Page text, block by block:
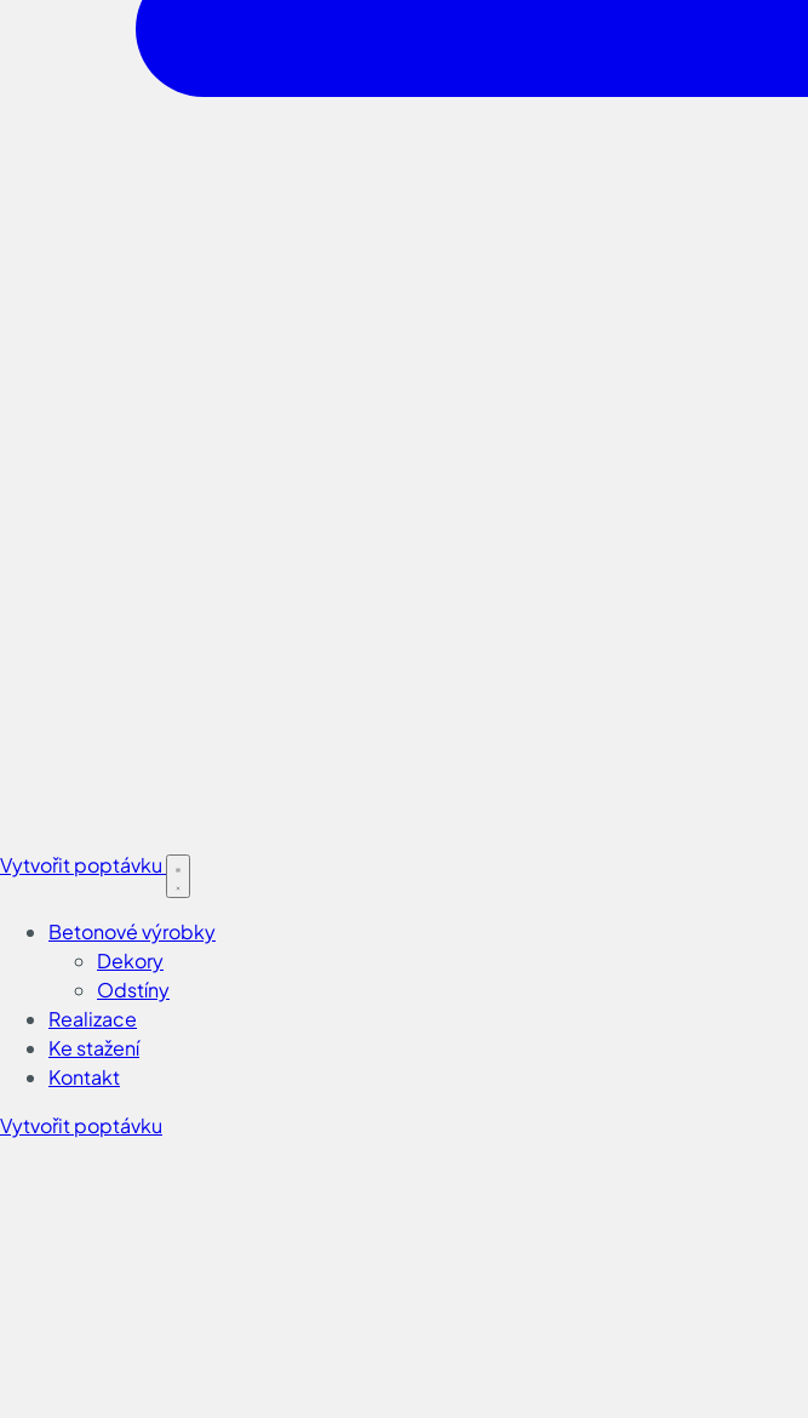
Vytvořit poptávku
Betonové výrobky
Dekory
Odstíny
Realizace
Ke stažení
Kontakt
Vytvořit poptávku